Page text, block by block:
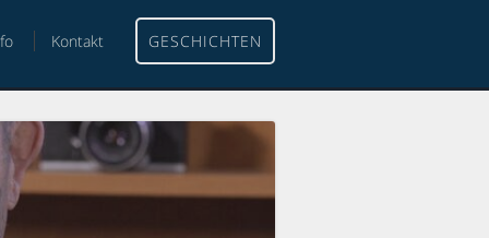
Kontakt GESCHICHTEN